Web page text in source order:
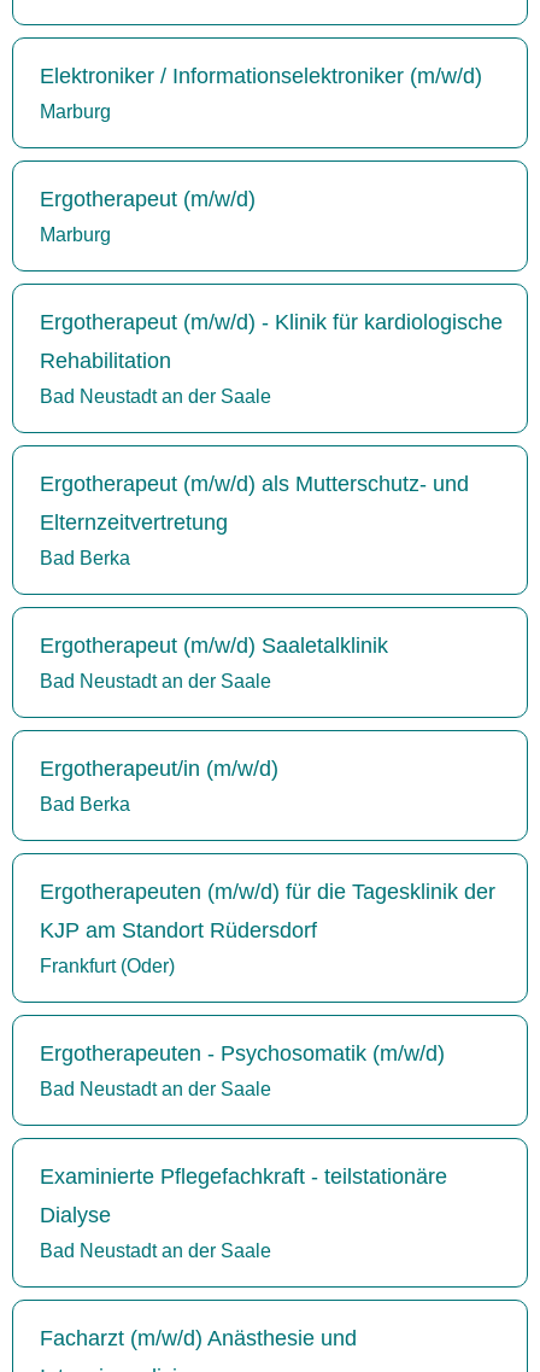
Elektroniker / Informationselektroniker (m/w/d)
Marburg
Ergotherapeut (m/w/d)
Marburg
Ergotherapeut (m/w/d) - Klinik für kardiologische
Rehabilitation
Bad Neustadt an der Saale
Ergotherapeut (m/w/d) als Mutterschutz- und
Elternzeitvertretung
Bad Berka
Ergotherapeut (m/w/d) Saaletalklinik
Bad Neustadt an der Saale
Ergotherapeut/in (m/w/d)
Bad Berka
Ergotherapeuten (m/w/d) für die Tagesklinik der
KJP am Standort Rüdersdorf
Frankfurt (Oder)
Ergotherapeuten - Psychosomatik (m/w/d)
Bad Neustadt an der Saale
Examinierte Pflegefachkraft - teilstationäre
Dialyse
Bad Neustadt an der Saale
Facharzt (m/w/d) Anästhesie und